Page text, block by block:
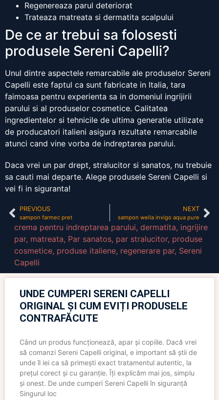
Regenereaza parul deteriorat
Trateaza matreata si dermatita scalpului
De ce ar trebui sa folosesti
produsele Sereni Capelli?
Unul dintre aspectele remarcabile ale produselor Sereni
Capelli este faptul ca sunt fabricate in Italia, tara
faimoasa pentru experienta sa in domeniul ingrijirii
parului si al produselor cosmetice. Calitatea
ingredientelor si tehnicile de ultima generatie utilizate
de producatori italieni asigura rezultate remarcabile
atunci cand vine vorba de indreptarea parului.
Daca vrei un par drept, stralucitor si sanatos, nu trebuie
sa cauti mai departe. Alege produsele Sereni Capelli si
vei fi in siguranta!
PREVIOUS
sampon farmec pret
NEXT
sampon wella invigo aqua pure
crema pentru indreptarea parului, dermatita, ingrijire
par, matreata, Par sanatos, par stralucitor, produse
cosmetice, produse italiene, regenerare par, Sereni
Capelli
UNDE CUMPERI SERENI CAPELLI
ORIGINAL ȘI CUM EVIȚI PRODUSELE
CONTRAFĂCUTE
Când un produs funcționează, apar și copiile. Dacă vrei
să comanzi Sereni Capelli original, e important să știi de
unde îl iei ca să primești exact tratamentul autentic, la
prețul corect și cu garanție. Îți explicăm mai jos, simplu
și onest. De unde cumperi Sereni Capelli în siguranță
Singurul loc